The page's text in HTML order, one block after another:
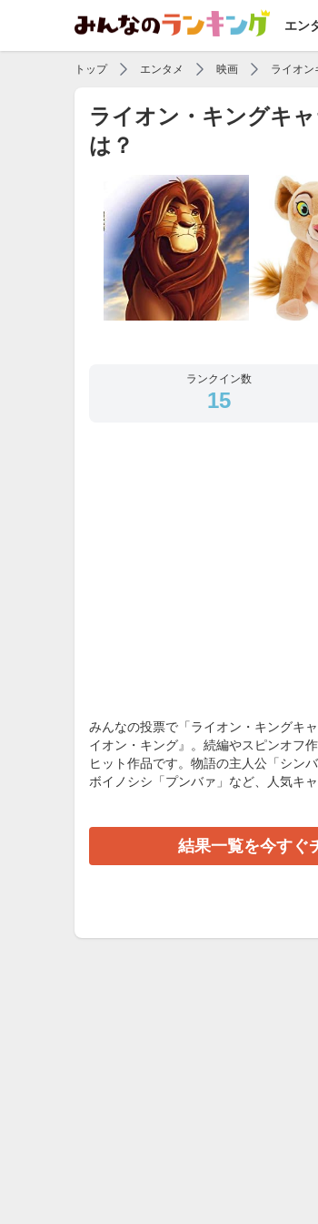
エン
トップ エンタメ 映画 ライオン
ライオン・キングキ
は？
ランクイン数
15
みんなの投票で「ライオン・キングキ
イオン・キング』。続編やスピンオフ
ヒット作品です。物語の主人公「シン
ボイノシシ「プンバァ」など、人気キ
結果一覧を今すぐ